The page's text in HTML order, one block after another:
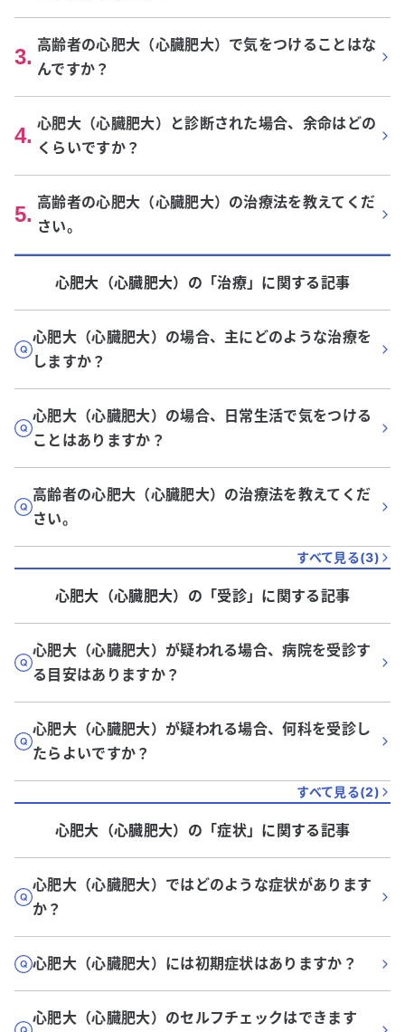
3. 高齢者の心肥大（心臓肥大）で気をつけることはな
んですか？
4. 心肥大（心臓肥大）と診断された場合、余命はどの
くらいですか？
5. 高齢者の心肥大（心臓肥大）の治療法を教えてくだ
さい。
心肥大（心臓肥大） の「治療」に関する記事
心肥大（心臓肥大）の場合、主にどのような治療を
しますか？
心肥大（心臓肥大）の場合、日常生活で気をつける
ことはありますか？
高齢者の心肥大（心臓肥大）の治療法を教えてくだ
さい。
すべて見る(3)
心肥大（心臓肥大） の「受診」に関する記事
心肥大（心臓肥大）が疑われる場合、病院を受診す
る目安はありますか？
心肥大（心臓肥大）が疑われる場合、何科を受診し
たらよいですか？
すべて見る(2)
心肥大（心臓肥大） の「症状」に関する記事
心肥大（心臓肥大）ではどのような症状があります
か？
心肥大（心臓肥大）には初期症状はありますか？
心肥大（心臓肥大）のセルフチェックはできます